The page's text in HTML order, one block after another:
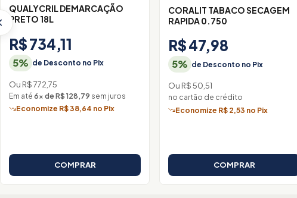
QUALYCRIL DEMARCAÇÃO
PRETO 18L
R$ 734,11
5% de Desconto no Pix
Ou R$ 772,75
Em até 6× de R$ 128,79 sem juros
Economize R$ 38,64 no Pix
COMPRAR
CORALIT TABACO SECAGEM
RAPIDA 0.750
R$ 47,98
5% de Desconto no Pix
Ou R$ 50,51
no cartão de crédito
Economize R$ 2,53 no Pix
COMPRAR